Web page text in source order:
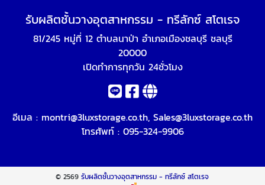
รับผลิตชั้นวางอุตสาหกรรม - ทรีลักซ์ สโตเรจ
81/245 หมู่ที่ 12 ตำบลนาป่า อำเภอเมืองชลบุรี ชลบุรี
20000
เปิดทำการทุกวัน 24ชั่วโมง
อีเมล : montri@3luxstorage.co.th, Sales@3luxstorage.co.th
โทรศัพท์ : 095-324-9906
© 2569รับผลิตชั้นวางอุตสาหกรรม - ทรีลักซ์ สโตเรจ